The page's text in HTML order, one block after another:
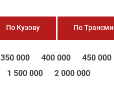
По Кузову По
350 000 400 000 450 000
1 500 000 2 000 000